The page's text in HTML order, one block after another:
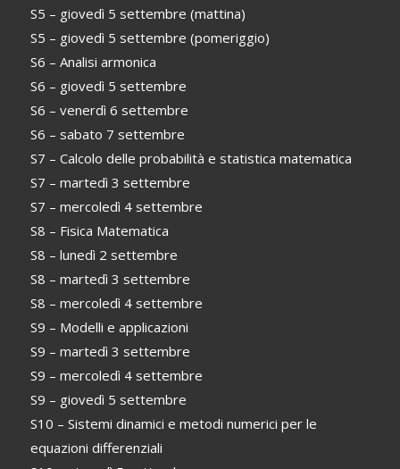
S5 – giovedì 5 settembre (mattina)
S5 – giovedì 5 settembre (pomeriggio)
S6 – Analisi armonica
S6 – giovedì 5 settembre
S6 – venerdì 6 settembre
S6 – sabato 7 settembre
S7 – Calcolo delle probabilità e statistica matematica
S7 – martedì 3 settembre
S7 – mercoledì 4 settembre
S8 – Fisica Matematica
S8 – lunedì 2 settembre
S8 – martedì 3 settembre
S8 – mercoledì 4 settembre
S9 – Modelli e applicazioni
S9 – martedì 3 settembre
S9 – mercoledì 4 settembre
S9 – giovedì 5 settembre
S10 – Sistemi dinamici e metodi numerici per le
equazioni differenziali